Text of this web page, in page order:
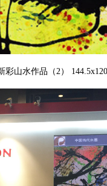
彩山水作品（2）